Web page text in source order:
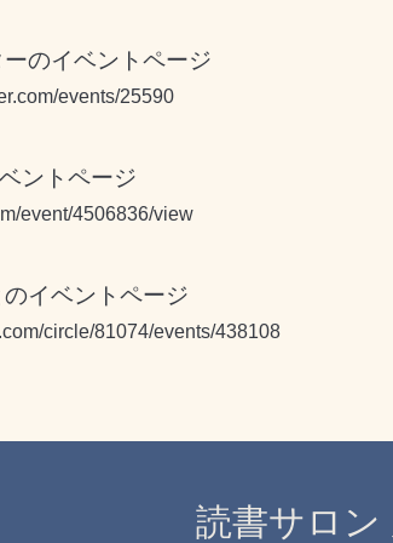
ーのイベントページ
events/25590
ントページ
event/4506836/view
のイベントページ
circle/81074/events/438108
読書サロン